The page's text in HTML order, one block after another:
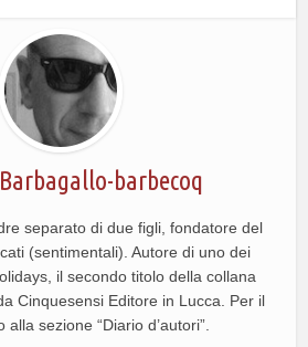
barbecoq
separato di due figli, fondatore del
(sentimentali). Autore di uno dei
il secondo titolo della collana
Cinquesensi Editore in Lucca. Per il
alla sezione “Diario d’autori”.